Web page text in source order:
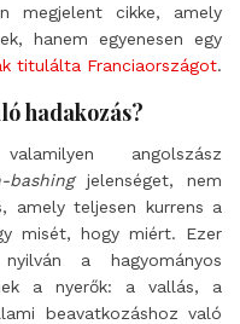
megjelent cikke, amely
hanem egyenesen egy
titulálta Franciaországot.
hadakozás?
angolszász
bashingjelenséget, nem
amely teljesen kurrens a
misét, hogy miért. Ezer
a hagyományos
a nyerők: a vallás, a
beavatkozáshoz való